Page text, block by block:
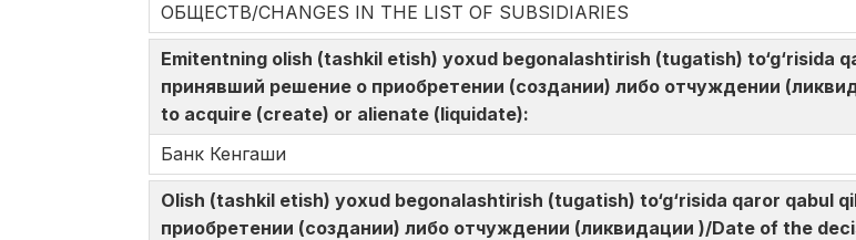
ОБЩЕСТВ/CHANGES IN THE LIST OF SUBSIDIARIES
Emitentning olish (tashkil etish) yoxud begonalashtirish (tugatish) to‘g‘risida
принявший решение о приобретении (создании) либо отчуждении
to acquire (create) or alienate (liquidate):
Банк Кенгаши
Olish (tashkil etish) yoxud begonalashtirish (tugatish) to‘g‘risida qaror qabul
приобретении (создании) либо отчуждении (ликвидации )/Date of the